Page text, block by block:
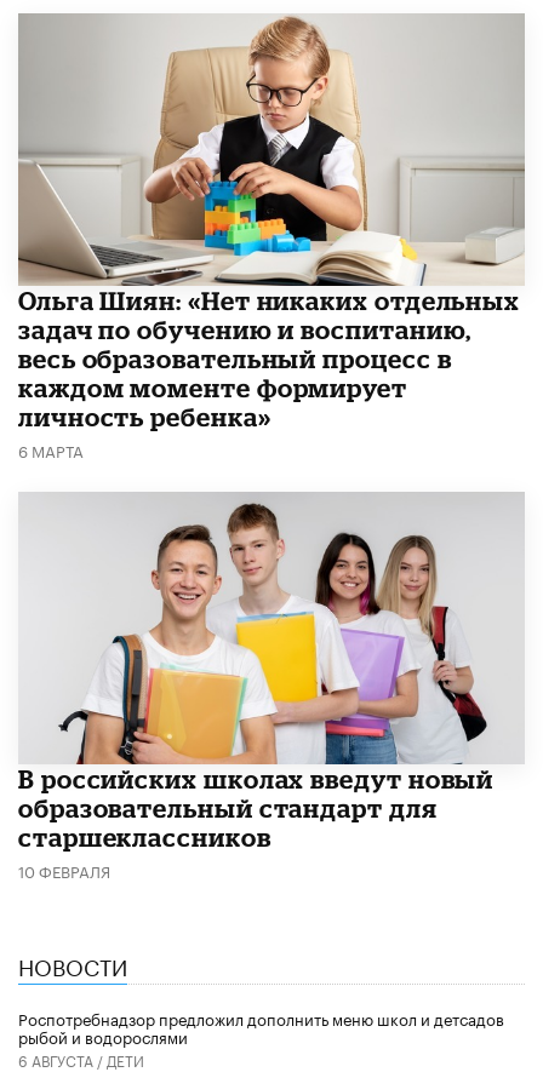
Ольга Шиян: «Нет никаких отдельных
задач по обучению и воспитанию,
весь образовательный процесс в
каждом моменте формирует
личность ребенка»
6 МАРТА
В российских школах введут новый
образовательный стандарт для
старшеклассников
10 ФЕВРАЛЯ
НОВОСТИ
Роспотребнадзор предложил дополнить меню школ и детсадов
рыбой и водорослями
6 АВГУСТА / ДЕТИ